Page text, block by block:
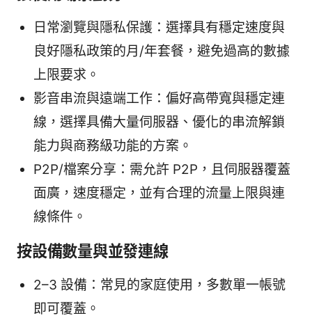
日常瀏覽與隱私保護：選擇具有穩定速度與
良好隱私政策的月/年套餐，避免過高的數據
上限要求。
影音串流與遠端工作：偏好高帶寬與穩定連
線，選擇具備大量伺服器、優化的串流解鎖
能力與商務級功能的方案。
P2P/檔案分享：需允許 P2P，且伺服器覆蓋
面廣，速度穩定，並有合理的流量上限與連
線條件。
按設備數量與並發連線
2–3 設備：常見的家庭使用，多數單一帳號
即可覆蓋。